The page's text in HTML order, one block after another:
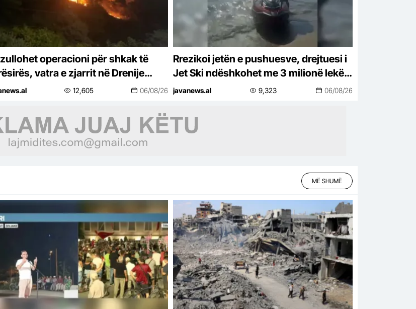
operacioni për shkak të
vatra e zjarrit në Drenije
të mbetet aktive
12,605 06/08/26
Rrezikoi jetën e pushuesve, drejtuesi i
Jet Ski ndëshkohet me 3 milionë lekë
gjobë
javanews.al 9,323 06/08/26
MË SHUMË